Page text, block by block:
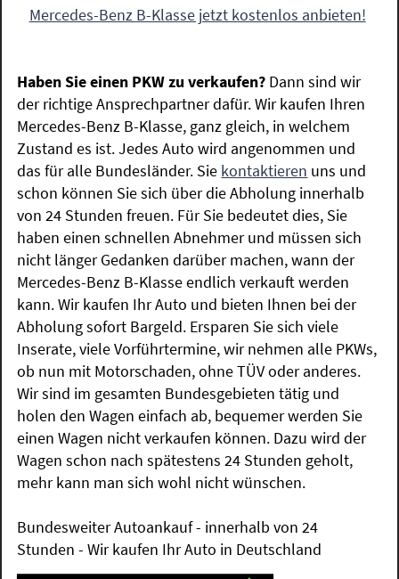
Mercedes-Benz B-Klasse jetzt kostenlos anbieten!
Haben Sie einen PKW zu verkaufen? Dann sind wir
der richtige Ansprechpartner dafür. Wir kaufen Ihren
Mercedes-Benz B-Klasse, ganz gleich, in welchem
Zustand es ist. Jedes Auto wird angenommen und
das für alle Bundesländer. Sie kontaktieren uns und
schon können Sie sich über die Abholung innerhalb
von 24 Stunden freuen. Für Sie bedeutet dies, Sie
haben einen schnellen Abnehmer und müssen sich
nicht länger Gedanken darüber machen, wann der
Mercedes-Benz B-Klasse endlich verkauft werden
kann. Wir kaufen Ihr Auto und bieten Ihnen bei der
Abholung sofort Bargeld. Ersparen Sie sich viele
Inserate, viele Vorführtermine, wir nehmen alle PKWs,
ob nun mit Motorschaden, ohne TÜV oder anderes.
Wir sind im gesamten Bundesgebieten tätig und
holen den Wagen einfach ab, bequemer werden Sie
einen Wagen nicht verkaufen können. Dazu wird der
Wagen schon nach spätestens 24 Stunden geholt,
mehr kann man sich wohl nicht wünschen.
Bundesweiter Autoankauf - innerhalb von 24
Stunden - Wir kaufen Ihr Auto in Deutschland